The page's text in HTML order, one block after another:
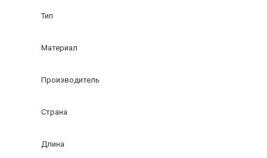
Тип
Материал
Производитель
Страна
Длина